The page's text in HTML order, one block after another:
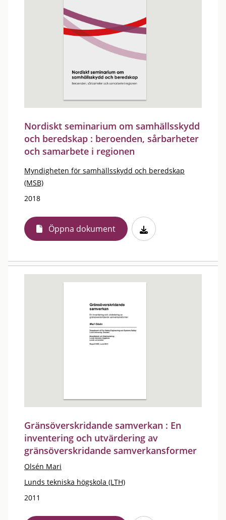
Nordiskt seminarium om samhällsskydd
och beredskap : beroenden, sårbarheter
och samarbete i regionen
Myndigheten för samhällsskydd och beredskap
(MSB)
2018
Öppna dokument
Gränsöverskridande samverkan : En
inventering och utvärdering av
gränsöverskridande samverkansformer
Olsén Mari
Lunds tekniska högskola (LTH)
2011